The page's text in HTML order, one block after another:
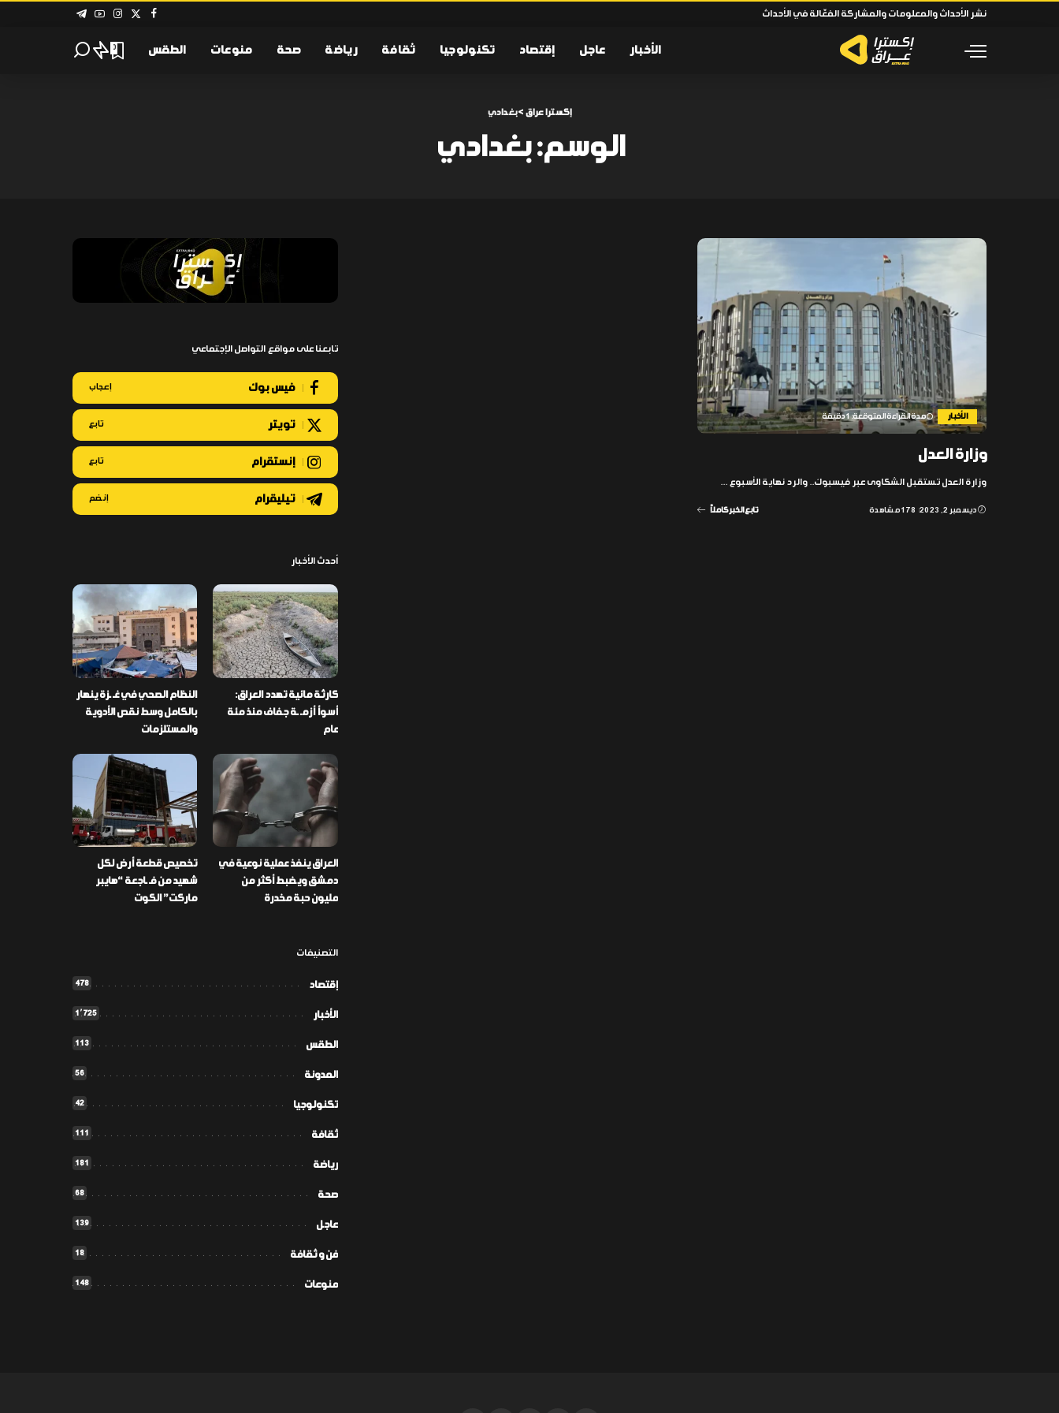
نشر الأحداث والمعلومات والمشاركة الفعّالة في الأحداث
الأخبار عاجل إقتصاد تكنولوجيا ثقافة رياضة صحة منوعات الطقس 0
إكسترا عراق >بغدادي
الوسم:بغدادي
الأخبار مدة القراءة المتوقعة: 1 دقيقة
وزارة العدل
وزارة العدل تستقبل الشكاوى عبر فيسبوك.. والرد نهاية الأسبوع ...
ديسمبر 2, 2023 178 مشاهدة تابع الخبر كاملاً
تابعنا على مواقع التواصل الإجتماعي
فيس بوك إعجاب
تويتر تابع
إنستقرام تابع
تيليقرام إنضم
أحدث الأخبار
كارثة مائية تهدد العراق:
أسوأ أزمـ ـة جفاف منذ مئة
عام
النظام الصحي في غـ ـزة ينهار
بالكامل وسط نقص الأدوية
والمستلزمات
العراق ينفذ عملية نوعية في
دمشق ويضبط أكثر من
مليون حبة مخدرة
تخصيص قطعة أرض لكل
شهيد من فـ ـاجعة “هايبر
ماركت” الكوت
التصنيفات
إقتصاد 478
الأخبار 1٬725
الطقس 113
المدونة 56
تكنولوجيا 42
ثقافة 111
رياضة 181
صحة 68
عاجل 139
فن و ثقافة 18
منوعات 148